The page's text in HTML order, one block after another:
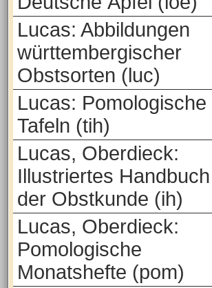
Lucas: Abbildungen
württembergischer
Obstsorten (luc)
Lucas: Pomologische
Tafeln (tih)
Lucas, Oberdieck:
Illustriertes Handbuch
der Obstkunde (ih)
Lucas, Oberdieck:
Pomologische
Monatshefte (pom)